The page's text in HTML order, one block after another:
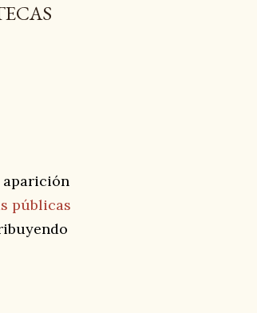
aparición
públicas